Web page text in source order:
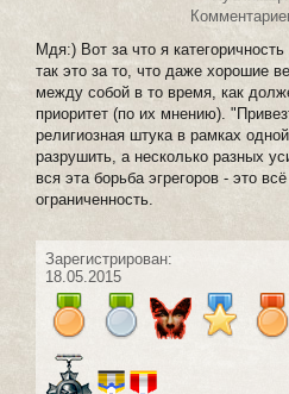
Мдя:) Вот за что я
так это за то, что даже хорошие
между собой в то время, как
приоритет (по их мнению).
религиозная штука в рамках
разрушить, а несколько разных
вся эта борьба эгрегоров - это
ограниченность.
Зарегистрирован:
18.05.2015